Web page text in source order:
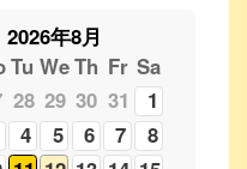
29 30 31
5 6 7
12 13 14 15
19 20 21 22
26 27 28 29